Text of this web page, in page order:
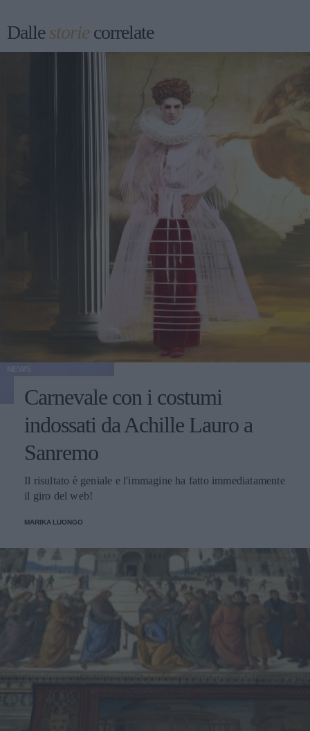
Dallestoriecorrelate
Carnevale con i costumi
indossati da Achille Lauro a
Sanremo
Il risultato è geniale e l'immagine ha fatto immediatamente
il giro del web!
MARIKA LUONGO